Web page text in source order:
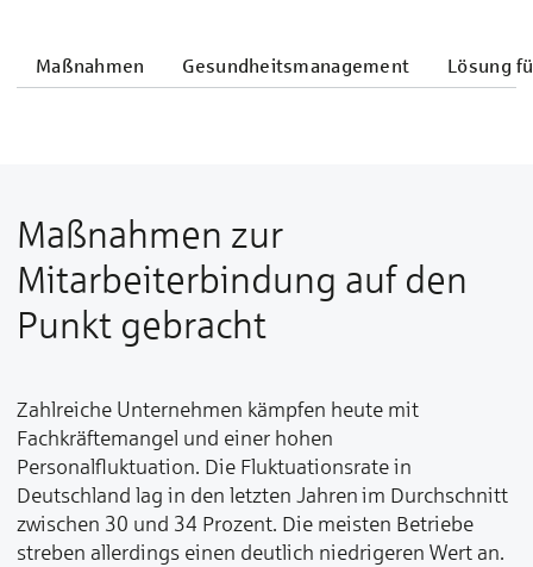
Maßnahmen Gesundheitsmanagement Lösung
Maßnahmen zur
Mitarbeiterbindung auf den
Punkt gebracht
Zahlreiche Unternehmen kämpfen heute mit
Fachkräftemangel und einer hohen
Personalfluktuation. Die Fluktuationsrate in
Deutschland lag in den letzten Jahren im Durchschnitt
zwischen 30 und 34 Prozent. Die meisten Betriebe
streben allerdings einen deutlich niedrigeren Wert an.